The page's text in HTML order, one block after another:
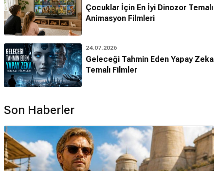
Çocuklar İçin En İyi Dinozor Temalı
Animasyon Filmleri
24.07.2026
Geleceği Tahmin Eden Yapay Zeka
Temalı Filmler
Son Haberler